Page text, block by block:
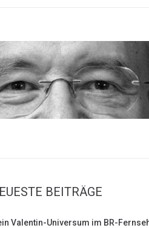
BEITRÄGE
Valentin-Universum im BR-